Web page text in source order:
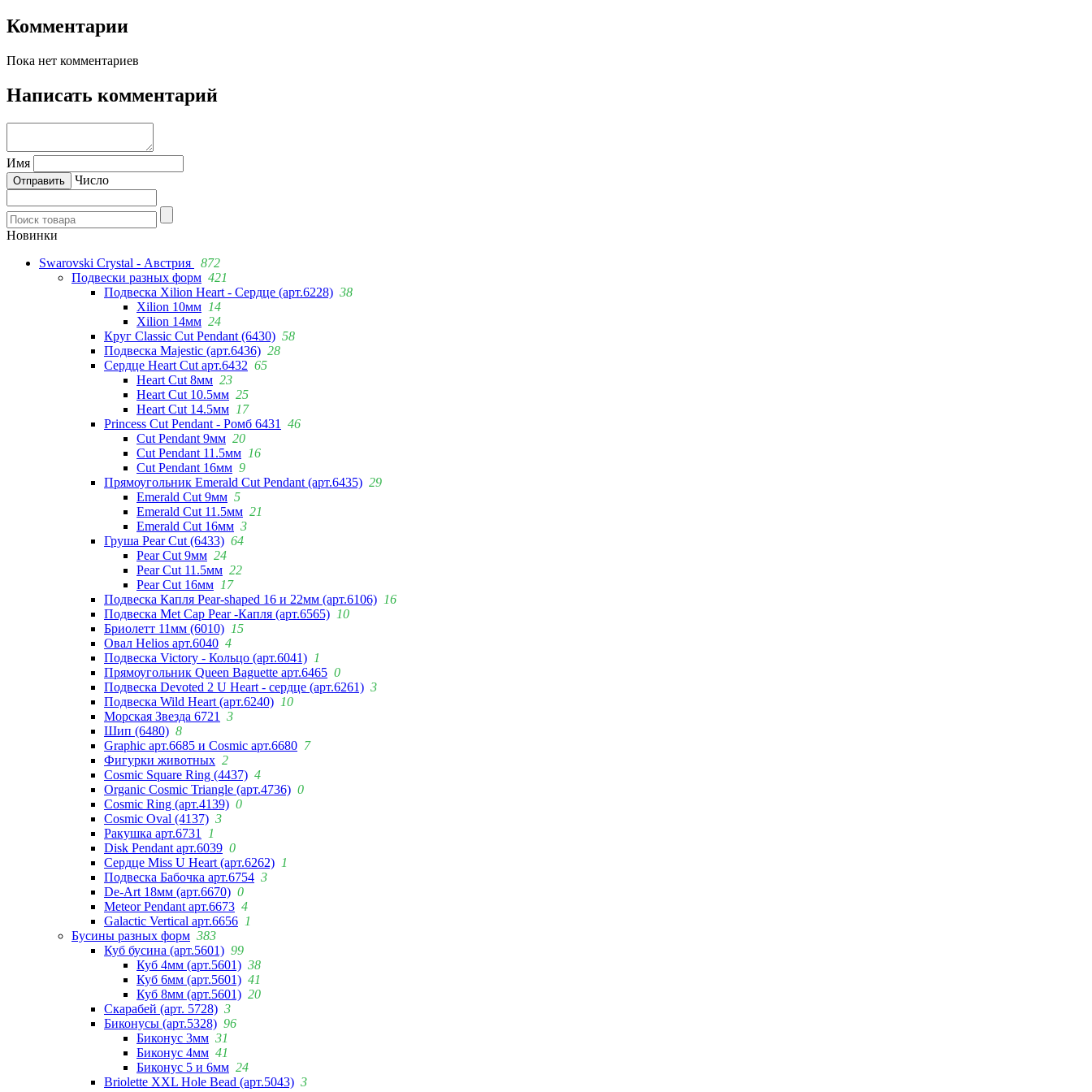
Комментарии
Пока нет комментариев
Написать комментарий
Имя
Число
Новинки
Swarovski Crystal - Австрия
872
Подвески разных форм 421
Подвеска Xilion Heart - Сердце (арт.6228) 38
Xilion 10мм 14
Xilion 14мм 24
Круг Classic Cut Pendant (6430) 58
Подвеска Majestic (арт.6436) 28
Сердце Heart Cut арт.6432 65
Heart Cut 8мм 23
Heart Cut 10.5мм 25
Heart Cut 14.5мм 17
Princess Cut Pendant - Ромб 6431
46
Cut Pendant 9мм 20
Cut Pendant 11.5мм 16
Cut Pendant 16мм 9
Прямоугольник Emerald Cut Pendant (арт.6435) 29
Emerald Cut 9мм 5
Emerald Cut 11.5мм 21
Emerald Cut 16мм 3
Груша Pear Cut (6433) 64
Pear Cut 9мм 24
Pear Cut 11.5мм 22
Pear Cut 16мм 17
Подвеска Капля Pear-shaped 16 и 22мм (арт.6106) 16
Подвеска Met Cap Pear -Капля (арт.6565) 10
Бриолетт 11мм (6010) 15
Овал Helios арт.6040 4
Подвеска Victory - Кольцо (арт.6041) 1
Прямоугольник Queen Baguette арт.6465 0
Подвеска Devoted 2 U Heart - сердце (арт.6261) 3
Подвеска Wild Heart (арт.6240) 10
Морская Звезда 6721
3
Шип (6480) 8
Graphic арт.6685 и Cosmic арт.6680 7
Фигурки животных 2
Cosmic Square Ring (4437) 4
Organic Cosmic Triangle (арт.4736) 0
Cosmic Ring (арт.4139) 0
Cosmic Oval (4137) 3
Ракушка арт.6731
1
Disk Pendant арт.6039 0
Сердце Miss U Heart (арт.6262) 1
Подвеска Бабочка арт.6754 3
De-Art 18мм (арт.6670) 0
Meteor Pendant арт.6673 4
Galactic Vertical арт.6656 1
Бусины разных форм 383
Куб бусина (арт.5601) 99
Куб 4мм (арт.5601) 38
Куб 6мм (арт.5601) 41
Куб 8мм (арт.5601) 20
Скарабей (арт. 5728) 3
Биконусы (арт.5328) 96
Биконус 3мм 31
Биконус 4мм 41
Биконус 5 и 6мм 24
Briolette XXL Hole Bead (арт.5043) 3